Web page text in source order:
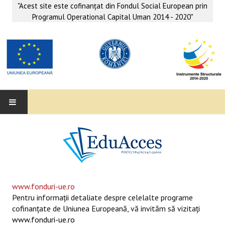
"Acest site este cofinanţat din Fondul Social European prin
Programul Operational Capital Uman 2014 - 2020"
SUPORT EDUCAȚIONAL MATEMATICĂ- INFORMATICĂ
SERVICII PSIHO-SOCIALE
www.fonduri-ue.ro
Pentru informaţii detaliate despre celelalte programe
cofinanţate de Uniunea Europeană, vă invităm să vizitaţi
www.fonduri-ue.ro